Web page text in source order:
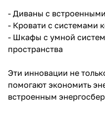
- Диваны с
- Кровати с системами
- Шкафы с умной
пространства
Эти инновации не
помогают экономить
встроенным